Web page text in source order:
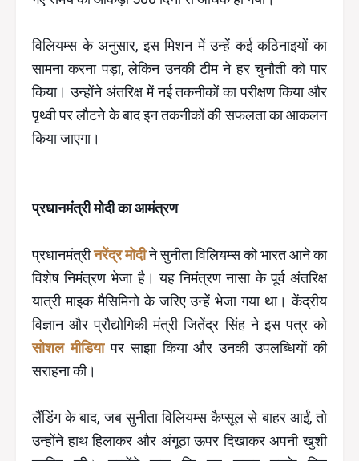
विलियम्स के अनुसार, इस मिशन में उन्हें कई कठिनाइयों का
सामना करना पड़ा, लेकिन उनकी टीम ने हर चुनौती को पार
किया। उन्होंने अंतरिक्ष में नई तकनीकों का परीक्षण किया और
पृथ्वी पर लौटने के बाद इन तकनीकों की सफलता का आकलन
किया जाएगा।
प्रधानमंत्री मोदी का आमंत्रण
प्रधानमंत्रीनरेंद्र मोदीने सुनीता विलियम्स को भारत आने का
विशेष निमंत्रण भेजा है। यह निमंत्रण नासा के पूर्व अंतरिक्ष
यात्री माइक मैसिमिनो के जरिए उन्हें भेजा गया था। केंद्रीय
विज्ञान और प्रौद्योगिकी मंत्री जितेंद्र सिंह ने इस पत्र को
सोशल मीडियापर साझा किया और उनकी उपलब्धियों की
सराहना की।
लैंडिंग के बाद, जब सुनीता विलियम्स कैप्सूल से बाहर आईं, तो
उन्होंने हाथ हिलाकर और अंगूठा ऊपर दिखाकर अपनी खुशी